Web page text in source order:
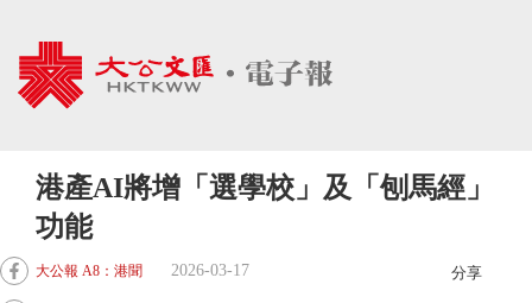
港產AI將增「選學校」及「刨馬經」
功能
大公報 A8：港聞 2026-03-17 分享